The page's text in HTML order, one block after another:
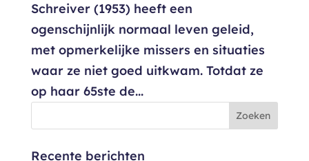
Schreiver (1953) heeft een
ogenschijnlijk normaal leven geleid,
met opmerkelijke missers en situaties
waar ze niet goed uitkwam. Totdat ze
op haar 65ste de...
Recente berichten